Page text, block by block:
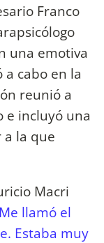
Franco
una emotiva
cabo en la
reunió a
e incluyó una
a la que
Macri
llamó el
Estaba muy